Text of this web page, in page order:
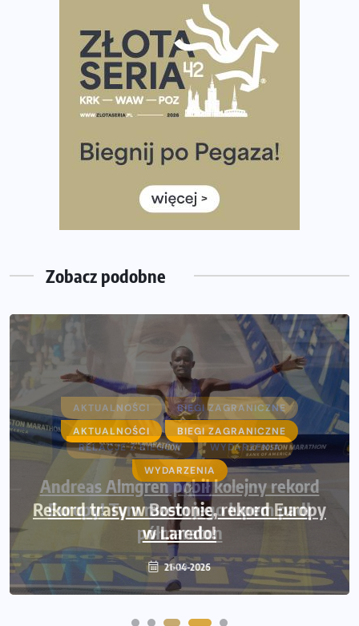
Rozbiegany Olsztyn szykuje się na weekend z
półmaratonem
Już w tę sobotę 35. Bieg Powstania Warszawskiego.
Wystartuje rekordowa liczba uczestników
35. Bieg Powstania Warszawskiego – praktyczny
Ile razy w tygodniu biegać? 3 treningi wystarczą? Jak
często biegać, żeby robić postępy
Już w ten weekend! Przed nami Nocny Portowy Maraton
i Półmaraton Szczeciński. Wszystko, co warto wiedzieć
Zobacz podobne
AKTUALNOŚCI BIEGI ZAGRANICZNE
RELACJE Z BIEGÓW WYDARZENIA
Andreas Almgren pobił kolejny rekord
Europy! Tym razem jego łupem padł
półmaraton
26-10-2025